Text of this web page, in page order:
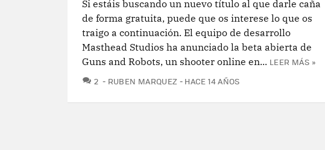
Si estáis buscando un nuevo título al que darle caña
de forma gratuita, puede que os interese lo que os
traigo a continuación. El equipo de desarrollo
Masthead Studios ha anunciado la beta abierta de
Guns and Robots, un shooter online en... LEER MÁS »
2 COMENTARIOS
RUBEN MARQUEZ HACE 14 AÑOS